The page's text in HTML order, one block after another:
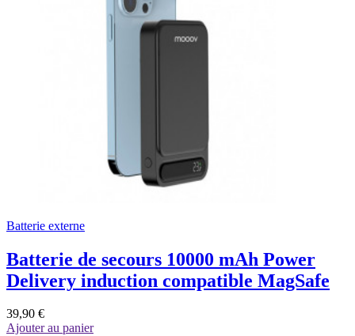
Batterie externe
Batterie de secours 10000 mAh Power
Delivery induction compatible MagSafe
39,90 €
Ajouter au panier